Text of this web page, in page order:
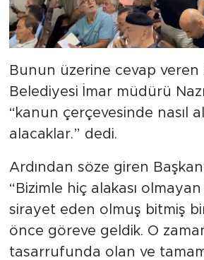
Bunun üzerine cevap veren
Belediyesi İmar müdürü
“kanun çerçevesinde nasıl
alacaklar.” dedi.
Ardından söze giren
“Bizimle hiç alakası
sirayet eden olmuş bitmiş
önce göreve geldik. O
tasarrufunda olan ve